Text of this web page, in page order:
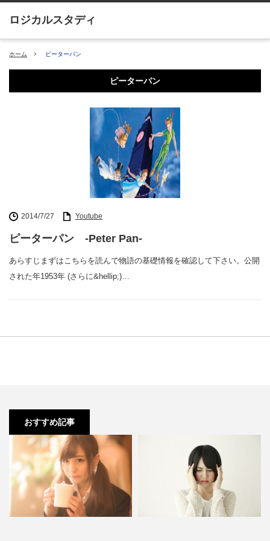
ホーム ピーターパン
ピーターパン
2014/7/27 Youtube
ピーターパン -Peter Pan-
あらすじまずはこちらを読んで物語の基礎情報を確認して下さい。公開
された年1953年 (さらに&hellip;)…
おすすめ記事